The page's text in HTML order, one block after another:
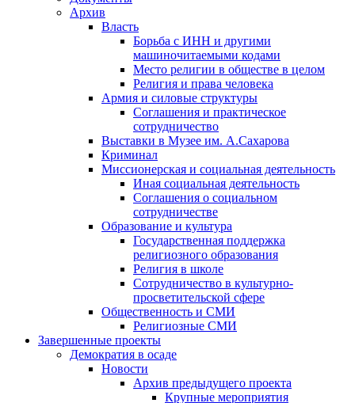
Архив
Власть
Борьба с ИНН и другими
машиночитаемыми кодами
Место религии в обществе в целом
Религия и права человека
Армия и силовые структуры
Соглашения и практическое
сотрудничество
Выставки в Музее им. А.Сахарова
Криминал
Миссионерская и социальная деятельность
Иная социальная деятельность
Соглашения о социальном
сотрудничестве
Образование и культура
Государственная поддержка
религиозного образования
Религия в школе
Сотрудничество в культурно-
просветительской сфере
Общественность и СМИ
Религиозные СМИ
Завершенные проекты
Демократия в осаде
Новости
Архив предыдущего проекта
Крупные мероприятия